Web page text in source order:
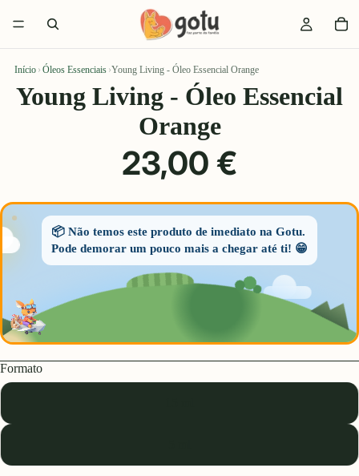
Início › Óleos Essenciais ›Young Living - Óleo Essencial Orange
Young Living - Óleo Essencial
Orange
23,00 €
📦 Não temos este produto de imediato na Gotu.
Pode demorar um pouco mais a chegar até ti! 😁
Formato